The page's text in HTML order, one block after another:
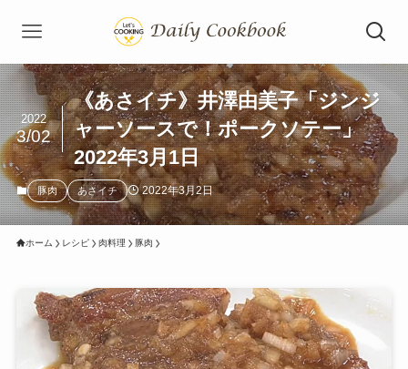
《あさイチ》井澤由美子「ジンジ
ャーソースで！ポークソテー」
2022年3月1日
2022
3/02
豚肉 あさイチ 2022年3月2日
ホーム レシピ 肉料理 豚肉